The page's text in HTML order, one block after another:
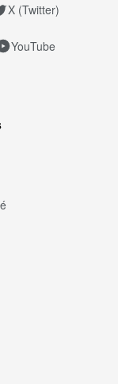
X (Twitter)
YouTube